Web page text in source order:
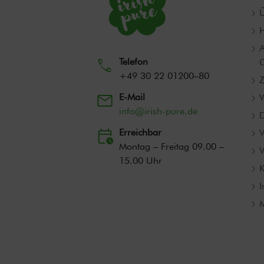
Telefon
+49 30 22 01200–80
E-Mail
info@irish-pure.de
Erreichbar
Montag – Freitag 09.00 –
15.00 Uhr